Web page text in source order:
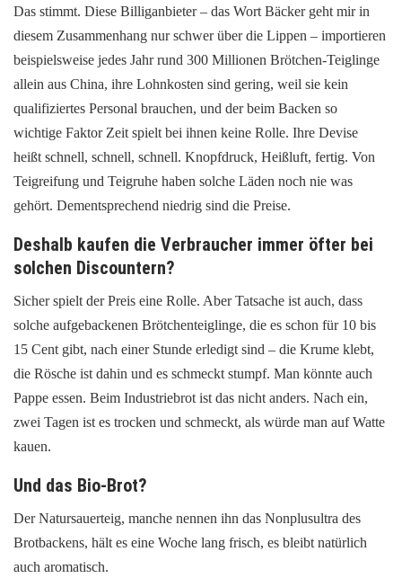
Das stimmt. Diese Billiganbieter – das Wort Bäcker geht mir in
diesem Zusammenhang nur schwer über die Lippen – importieren
beispielsweise jedes Jahr rund 300 Millionen Brötchen-Teiglinge
allein aus China, ihre Lohnkosten sind gering, weil sie kein
qualifiziertes Personal brauchen, und der beim Backen so
wichtige Faktor Zeit spielt bei ihnen keine Rolle. Ihre Devise
heißt schnell, schnell, schnell. Knopfdruck, Heißluft, fertig. Von
Teigreifung und Teigruhe haben solche Läden noch nie was
gehört. Dementsprechend niedrig sind die Preise.
Deshalb kaufen die Verbraucher immer öfter bei
solchen Discountern?
Sicher spielt der Preis eine Rolle. Aber Tatsache ist auch, dass
solche aufgebackenen Brötchenteiglinge, die es schon für 10 bis
15 Cent gibt, nach einer Stunde erledigt sind – die Krume klebt,
die Rösche ist dahin und es schmeckt stumpf. Man könnte auch
Pappe essen. Beim Industriebrot ist das nicht anders. Nach ein,
zwei Tagen ist es trocken und schmeckt, als würde man auf Watte
kauen.
Und das Bio-Brot?
Der Natursauerteig, manche nennen ihn das Nonplusultra des
Brotbackens, hält es eine Woche lang frisch, es bleibt natürlich
auch aromatisch.